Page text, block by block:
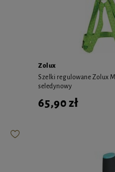
Zolux
Szelki regulowane Zolux
seledynowy
65,90 zł